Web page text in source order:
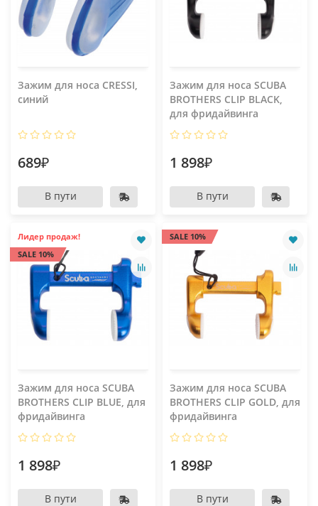
Зажим для носа CRESSI,
синий
689₽
В пути
Зажим для носа SCUBA
BROTHERS CLIP BLACK,
для фридайвинга
1 898₽
В пути
Лидер продаж!
SALE 10%
Зажим для носа SCUBA
BROTHERS CLIP BLUE, для
фридайвинга
1 898₽
В пути
SALE 10%
Зажим для носа SCUBA
BROTHERS CLIP GOLD, для
фридайвинга
1 898₽
В пути